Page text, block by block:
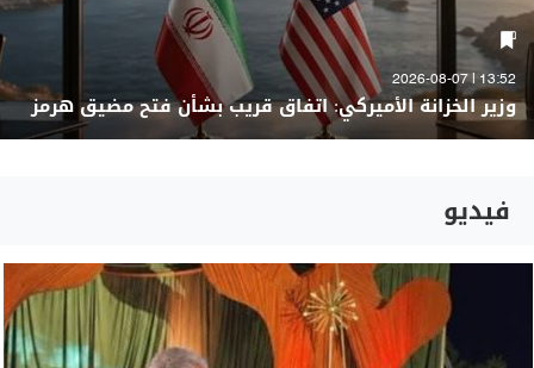
13:52 | 2026-08-07
وزير الخزانة الأميركي: اتفاق قريب بشأن فتح مضيق هرمز
فيديو